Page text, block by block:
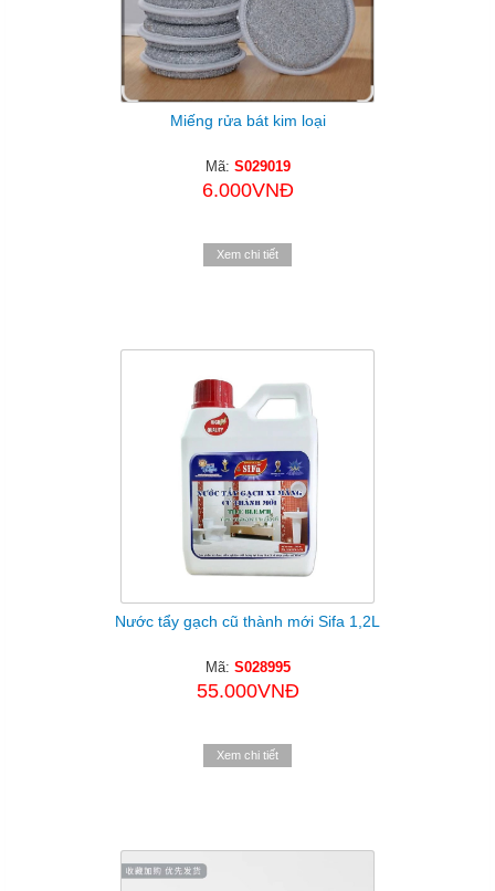
Miếng rửa bát kim loại
Mã: S029019
6.000VNĐ
Xem chi tiết
Nước tẩy gạch cũ thành mới Sifa 1,2L
Mã: S028995
55.000VNĐ
Xem chi tiết